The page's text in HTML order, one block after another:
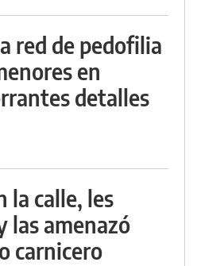
red de pedofilia
en
detalles
la calle, les
las amenazó
carnicero